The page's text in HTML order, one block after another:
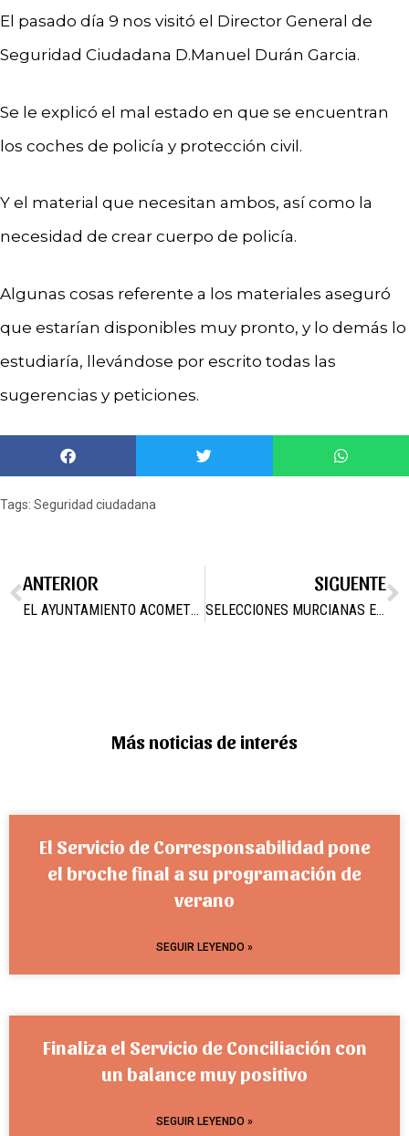
El pasado día 9 nos visitó el Director General de
Seguridad Ciudadana D.Manuel Durán Garcia.
Se le explicó el mal estado en que se encuentran
los coches de policía y protección civil.
Y el material que necesitan ambos, así como la
necesidad de crear cuerpo de policía.
Algunas cosas referente a los materiales aseguró
que estarían disponibles muy pronto, y lo demás lo
estudiaría, llevándose por escrito todas las
sugerencias y peticiones.
Tags: Seguridad ciudadana
ANTERIOR
EL AYUNTAMIENTO ACOMETE ARREGLOS Y MEJORAS EN ZONAS PUBLICAS DEL MUNICIPIO
SIGUENTE
SELECCIONES MURCIANAS EN CAMPOS DEL RÍO. LUNES 14 NOVIEMBRE
Más noticias de interés
El Servicio de Corresponsabilidad pone
el broche final a su programación de
verano
SEGUIR LEYENDO »
Finaliza el Servicio de Conciliación con
un balance muy positivo
SEGUIR LEYENDO »